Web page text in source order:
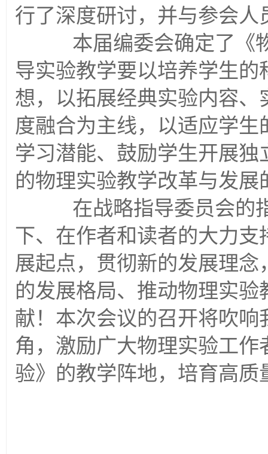
行了深度研讨，并与参会
本届编委会确定了《物
导实验教学要以培养学生
想，以拓展经典实验内容
度融合为主线，以适应学
学习潜能、鼓励学生开展
的物理实验教学改革与发展
在战略指导委员会的指
下、在作者和读者的大力
展起点，贯彻新的发展理
的发展格局、推动物理实
献！本次会议的召开将吹
角，激励广大物理实验工
验》的教学阵地，培育高质